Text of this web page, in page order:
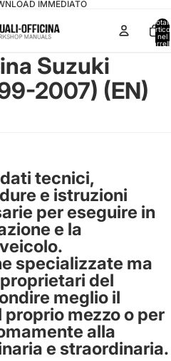
IMMEDIATO
nel
Suzuki
2007) (EN)
tecnici,
e istruzioni
per eseguire in
e la
specializzate ma
del
meglio il
mezzo o per
alla
e straordinaria.